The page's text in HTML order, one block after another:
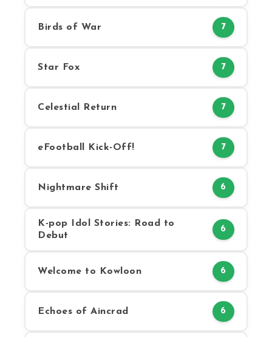
Birds of War 7
Star Fox 7
Celestial Return 7
eFootball Kick-Off! 7
Nightmare Shift 6
K-pop Idol Stories: Road to
Debut
6
Welcome to Kowloon 6
Echoes of Aincrad 6